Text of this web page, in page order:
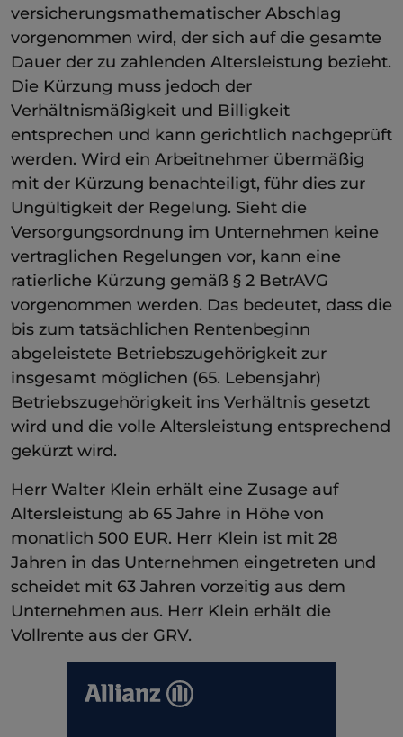
versicherungsmathematischer Abschlag
vorgenommen wird, der sich auf die gesamte
Dauer der zu zahlenden Altersleistung bezieht.
Die Kürzung muss jedoch der
Verhältnismäßigkeit und Billigkeit
entsprechen und kann gerichtlich nachgeprüft
werden. Wird ein Arbeitnehmer übermäßig
mit der Kürzung benachteiligt, führ dies zur
Ungültigkeit der Regelung. Sieht die
Versorgungsordnung im Unternehmen keine
vertraglichen Regelungen vor, kann eine
ratierliche Kürzung gemäß § 2 BetrAVG
vorgenommen werden. Das bedeutet, dass die
bis zum tatsächlichen Rentenbeginn
abgeleistete Betriebszugehörigkeit zur
insgesamt möglichen (65. Lebensjahr)
Betriebszugehörigkeit ins Verhältnis gesetzt
wird und die volle Altersleistung entsprechend
gekürzt wird.
Herr Walter Klein erhält eine Zusage auf
Altersleistung ab 65 Jahre in Höhe von
monatlich 500 EUR. Herr Klein ist mit 28
Jahren in das Unternehmen eingetreten und
scheidet mit 63 Jahren vorzeitig aus dem
Unternehmen aus. Herr Klein erhält die
Vollrente aus der GRV.